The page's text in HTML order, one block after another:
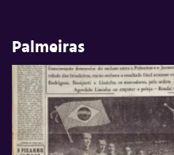
Palmeiras